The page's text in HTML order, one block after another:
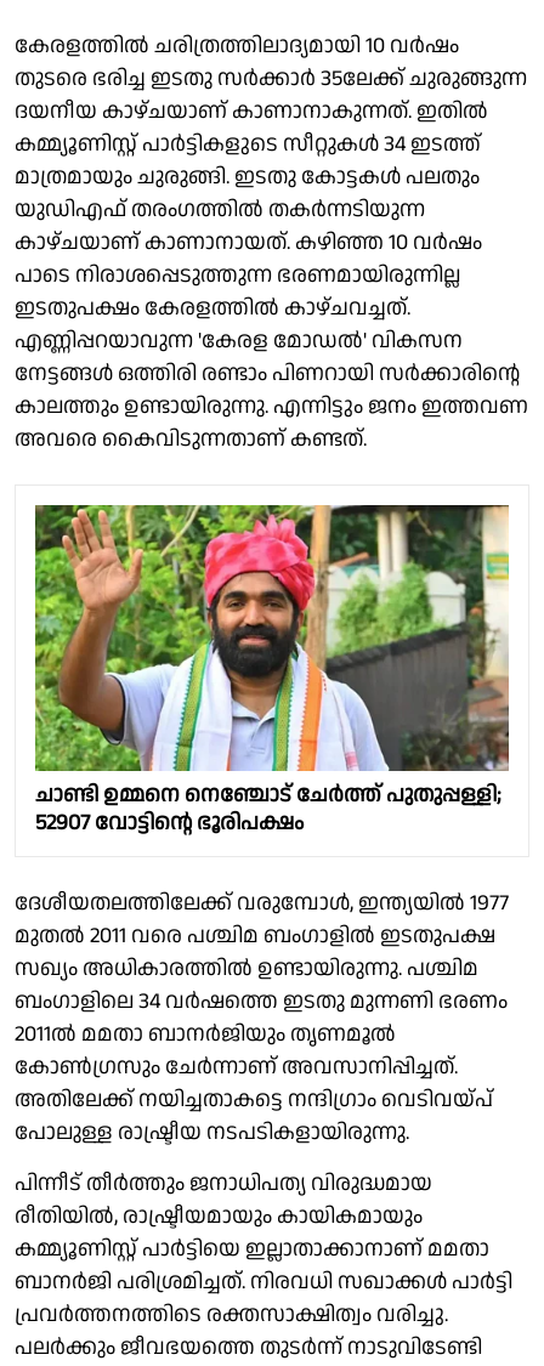
കേരളത്തിൽ ചരിത്രത്തിലാദ്യമായി 10 വർഷം
തുടരെ ഭരിച്ച ഇടതു സർക്കാർ 35ലേക്ക് ചുരുങ്ങുന്ന
ദയനീയ കാഴ്ചയാണ് കാണാനാകുന്നത്. ഇതിൽ
കമ്മ്യൂണിസ്റ്റ് പാർട്ടികളുടെ സീറ്റുകൾ 34 ഇടത്ത്
മാത്രമായും ചുരുങ്ങി. ഇടതു കോട്ടകൾ പലതും
യുഡിഎഫ് തരംഗത്തിൽ തകർന്നടിയുന്ന
കാഴ്ചയാണ് കാണാനായത്. കഴിഞ്ഞ 10 വർഷം
പാടെ നിരാശപ്പെടുത്തുന്ന ഭരണമായിരുന്നില്ല
ഇടതുപക്ഷം കേരളത്തിൽ കാഴ്ചവച്ചത്.
എണ്ണിപ്പറയാവുന്ന 'കേരള മോഡൽ' വികസന
നേട്ടങ്ങൾ ഒത്തിരി രണ്ടാം പിണറായി സർക്കാരിൻ്റെ
കാലത്തും ഉണ്ടായിരുന്നു. എന്നിട്ടും ജനം ഇത്തവണ
അവരെ കൈവിടുന്നതാണ് കണ്ടത്.
ചാണ്ടി ഉമ്മനെ നെഞ്ചോട് ചേർത്ത് പുതുപ്പള്ളി;
52907 വോട്ടിൻ്റെ ഭൂരിപക്ഷം
ദേശീയതലത്തിലേക്ക് വരുമ്പോൾ, ഇന്ത്യയിൽ 1977
മുതൽ 2011 വരെ പശ്ചിമ ബംഗാളിൽ ഇടതുപക്ഷ
സഖ്യം അധികാരത്തിൽ ഉണ്ടായിരുന്നു. പശ്ചിമ
ബംഗാളിലെ 34 വർഷത്തെ ഇടതു മുന്നണി ഭരണം
2011ൽ മമതാ ബാനർജിയും തൃണമൂൽ
കോൺഗ്രസും ചേർന്നാണ് അവസാനിപ്പിച്ചത്.
അതിലേക്ക് നയിച്ചതാകട്ടെ നന്ദിഗ്രാം വെടിവയ്പ്
പോലുള്ള രാഷ്ട്രീയ നടപടികളായിരുന്നു.
പിന്നീട് തീർത്തും ജനാധിപത്യ വിരുദ്ധമായ
രീതിയിൽ, രാഷ്ട്രീയമായും കായികമായും
കമ്മ്യൂണിസ്റ്റ് പാർട്ടിയെ ഇല്ലാതാക്കാനാണ് മമതാ
ബാനർജി പരിശ്രമിച്ചത്. നിരവധി സഖാക്കൾ പാർട്ടി
പ്രവർത്തനത്തിടെ രക്തസാക്ഷിത്വം വരിച്ചു.
പലർക്കും ജീവഭയത്തെ തുടർന്ന് നാടുവിടേണ്ടി